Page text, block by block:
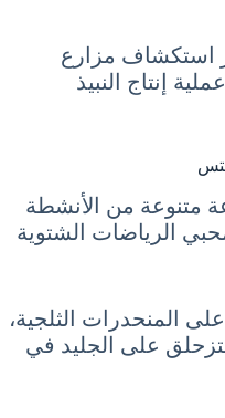
استكشاف مزارع
إنتاج النبيذ
متنوعة من الأنشطة
الرياضات الشتوية
المنحدرات الثلجية،
على الجليد في